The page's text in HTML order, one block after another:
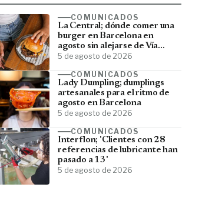
COMUNICADOS
La Central; dónde comer una
burger en Barcelona en
agosto sin alejarse de Vía
Laietana
5 de agosto de 2026
COMUNICADOS
Lady Dumpling; dumplings
artesanales para el ritmo de
agosto en Barcelona
5 de agosto de 2026
COMUNICADOS
Interflon; 'Clientes con 28
referencias de lubricante han
pasado a 13'
5 de agosto de 2026